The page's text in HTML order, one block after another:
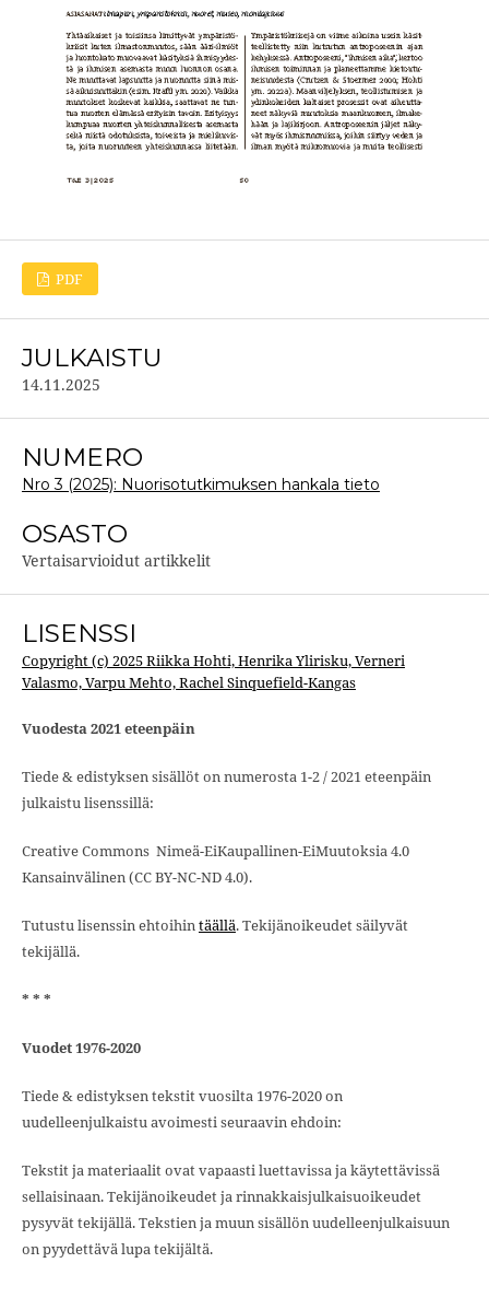
PDF
JULKAISTU
14.11.2025
NUMERO
Nro 3 (2025): Nuorisotutkimuksen hankala tieto
OSASTO
Vertaisarvioidut artikkelit
LISENSSI
Copyright (c) 2025 Riikka Hohti, Henrika Ylirisku, Verneri
Valasmo, Varpu Mehto, Rachel Sinquefield-Kangas
Vuodesta 2021 eteenpäin
Tiede & edistyksen sisällöt on numerosta 1-2 / 2021 eteenpäin
julkaistu lisenssillä:
Creative Commons Nimeä-EiKaupallinen-EiMuutoksia 4.0
Kansainvälinen (CC BY-NC-ND 4.0).
Tutustu lisenssin ehtoihintäällä. Tekijänoikeudet säilyvät
tekijällä.
* * *
Vuodet 1976-2020
Tiede & edistyksen tekstit vuosilta 1976-2020 on
uudelleenjulkaistu avoimesti seuraavin ehdoin:
Tekstit ja materiaalit ovat vapaasti luettavissa ja käytettävissä
sellaisinaan. Tekijänoikeudet ja rinnakkaisjulkaisuoikeudet
pysyvät tekijällä. Tekstien ja muun sisällön uudelleenjulkaisuun
on pyydettävä lupa tekijältä.